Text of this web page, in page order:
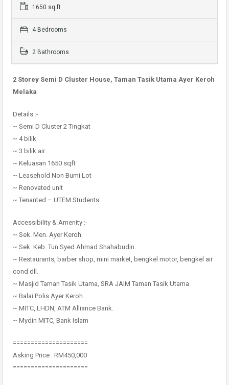
1650 sq ft
4 Bedrooms
2 Bathrooms
2 Storey Semi D Cluster House, Taman Tasik Utama Ayer Keroh
Melaka
Details :-
~ Semi D Cluster 2 Tingkat
~ 4 bilik
~ 3 bilik air
~ Keluasan 1650 sqft
~ Leasehold Non Bumi Lot
~ Renovated unit
~ Tenanted – UTEM Students
Accessibility & Amenity :-
~ Sek. Men. Ayer Keroh
~ Sek. Keb. Tun Syed Ahmad Shahabudin.
~ Restaurants, barber shop, mini market, bengkel motor, bengkel air
cond dll.
~ Masjid Taman Tasik Utama, SRA JAIM Taman Tasik Utama
~ Balai Polis Ayer Keroh.
~ MITC, LHDN, ATM Alliance Bank.
~ Mydin MITC, Bank Islam
=====================
Asking Price : RM450,000
=====================